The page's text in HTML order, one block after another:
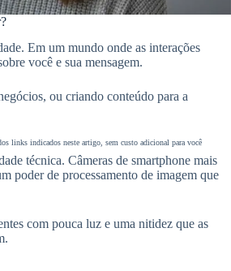
Em um mundo onde as interações
você e sua mensagem.
ou criando conteúdo para a
links indicados neste artigo, sem custo adicional para você
técnica. Câmeras de smartphone mais
poder de processamento de imagem que
com pouca luz e uma nitidez que as